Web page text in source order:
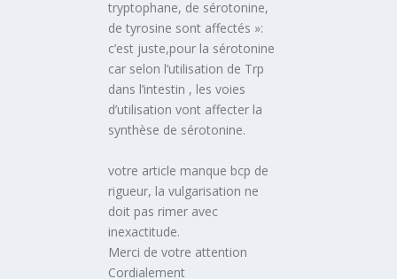
tryptophane, de sérotonine,
de tyrosine sont affectés »:
c’est juste,pour la sérotonine
car selon l’utilisation de Trp
dans l’intestin , les voies
d’utilisation vont affecter la
synthèse de sérotonine.
votre article manque bcp de
rigueur, la vulgarisation ne
doit pas rimer avec
inexactitude.
Merci de votre attention
Cordialement